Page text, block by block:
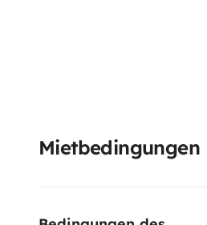
Mietbedingungen